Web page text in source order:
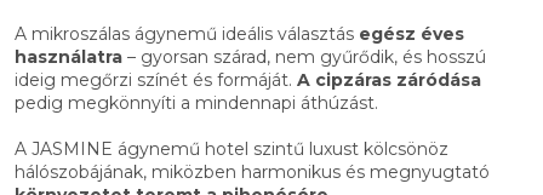
A mikroszálas ágynemű ideális választás egész éves
használatra – gyorsan szárad, nem gyűrődik, és hosszú
ideig megőrzi színét és formáját.A cipzáras záródása
pedig megkönnyíti a mindennapi áthúzást.
A JASMINE ágynemű hotel szintű luxust kölcsönöz
hálószobájának, miközben harmonikus és megnyugtató